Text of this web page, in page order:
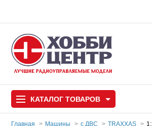
КАТАЛОГ ТОВАРОВ
Главная Машины с ДВС TRAXXAS